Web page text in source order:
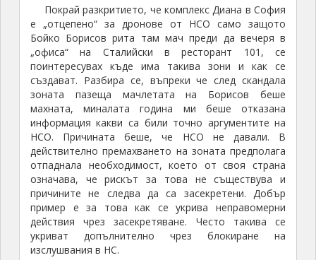
Покрай разкритието, че комплекс Диана в София
е „отцепено“ за дронове от НСО само защото
Бойко Борисов рита там мач преди да вечеря в
„офиса“ на Сталийски в ресторант 101, се
поинтересувах къде има такива зони и как се
създават. Разбира се, въпреки че след скандала
зоната пазеща мачлетата на Борисов беше
махната, миналата година ми беше отказана
информация какви са били точно аргументите на
НСО. Причината беше, че НСО не давали. В
действително премахването на зоната предполага
отпаднала необходимост, което от своя страна
означава, че рискът за това не съществува и
причините не следва да са засекретени. Добър
пример е за това как се укрива неправомерни
действия чрез засекретяване. Често такива се
укриват допълнително чрез блокиране на
изслушвания в НС.